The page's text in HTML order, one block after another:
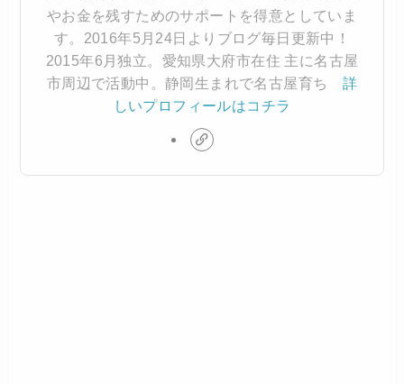
やお金を残すためのサポートを得意としていま
す。2016年5月24日よりブログ毎日更新中！
2015年6月独立。愛知県大府市在住 主に名古屋
市周辺で活動中。静岡生まれで名古屋育ち 詳
しいプロフィールはコチラ